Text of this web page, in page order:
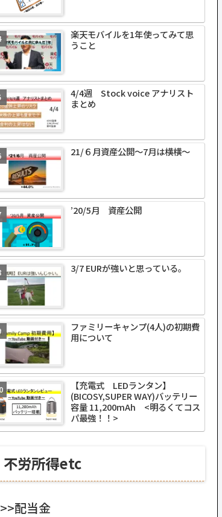
楽天モバイルを1年使ってみて思
うこと
4/4週 Stock voice アナリスト
まとめ
21/６月資産公開～7月は横横～
’20/5月 資産公開
3/7 EURが強いと思っている。
ファミリーキャンプ(4人)の初期費
用について
【充電式 LEDランタン】
(BICOSY,SUPER WAY)バッテリー
容量 11,200mAh <明るくてコス
パ最強！！>
不労所得etc
>>配当金